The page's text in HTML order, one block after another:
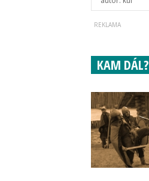
KAM DÁL?